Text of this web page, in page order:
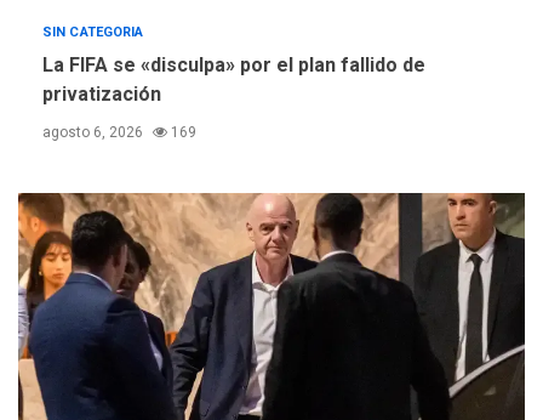
SIN CATEGORIA
La FIFA se «disculpa» por el plan fallido de
privatización
agosto 6, 2026 169